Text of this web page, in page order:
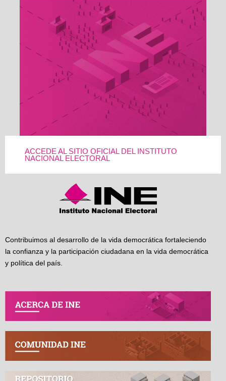
ACCEDE AL SITIO OFICIAL DEL INSTITUTO
NACIONAL ELECTORAL
Contribuimos al desarrollo de la vida democrática fortaleciendo
la confianza y la participación ciudadana en la vida democrática
y política del país.